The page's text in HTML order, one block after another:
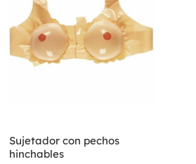
Sujetador con pechos
hinchables